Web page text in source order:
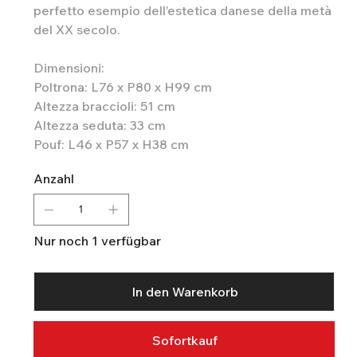
perfetto esempio dell’estetica danese della metà
del XX secolo.
Dimensioni:
Poltrona: L76 x P80 x H99 cm
Altezza braccioli: 51 cm
Altezza seduta: 33 cm
Pouf: L46 x P57 x H38 cm
Anzahl
Nur noch 1 verfügbar
In den Warenkorb
Sofortkauf